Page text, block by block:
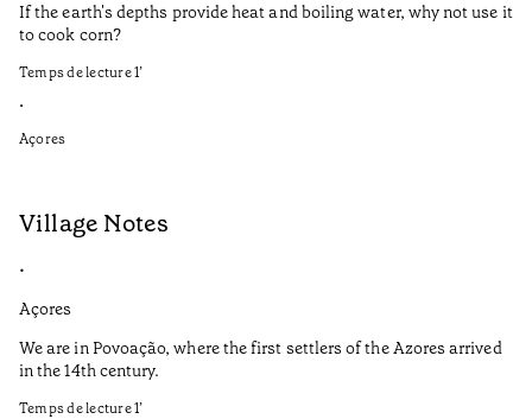
If the earth's depths provide heat and boiling water, why not use it
to cook corn?
Temps de lecture1’
•
Açores
Village Notes
•
Açores
We are in Povoação, where the first settlers of the Azores arrived
in the 14th century.
Temps de lecture1’